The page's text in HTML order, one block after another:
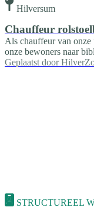
Hilversum
Chauffeur
Als chauffeur van
onze bewoners naar
Geplaatst door
STRUCTUREEL